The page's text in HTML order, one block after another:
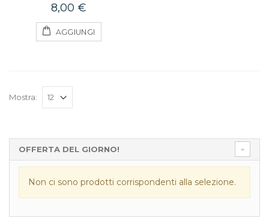
8,00 €
AGGIUNGI
Mostra:
OFFERTA DEL GIORNO!
Non ci sono prodotti corrispondenti alla selezione.